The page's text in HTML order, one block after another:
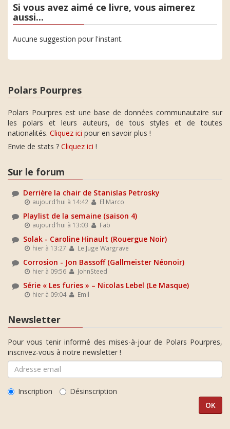
Si vous avez aimé ce livre, vous aimerez
aussi...
Aucune suggestion pour l'instant.
Polars Pourpres
Polars Pourpres est une base de données communautaire sur
les polars et leurs auteurs, de tous styles et de toutes
nationalités. Cliquez ici pour en savoir plus !
Envie de stats ? Cliquez ici !
Sur le forum
Derrière la chair de Stanislas Petrosky
aujourd'hui à 14:42 El Marco
Playlist de la semaine (saison 4)
aujourd'hui à 13:03 Fab
Solak - Caroline Hinault (Rouergue Noir)
hier à 13:27 Le Juge Wargrave
Corrosion - Jon Bassoff (Gallmeister Néonoir)
hier à 09:56 JohnSteed
Série « Les furies » – Nicolas Lebel (Le Masque)
hier à 09:04 Emil
Newsletter
Pour vous tenir informé des mises-à-jour de Polars Pourpres,
inscrivez-vous à notre newsletter !
Inscription Désinscription